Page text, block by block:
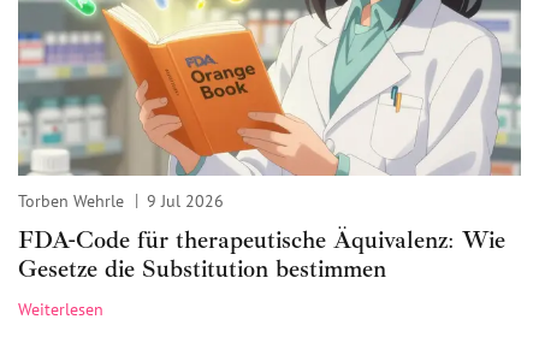
Torben Wehrle 9 Jul 2026
FDA-Code für therapeutische Äquivalenz: Wie
Gesetze die Substitution bestimmen
Weiterlesen